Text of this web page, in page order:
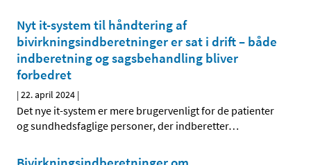
Nyt it-system til håndtering af
bivirkningsindberetninger er sat i drift – både
indberetning og sagsbehandling bliver
forbedret
|22. april 2024 |
Det nye it-system er mere brugervenligt for de patienter
og sundhedsfaglige personer, der indberetter…